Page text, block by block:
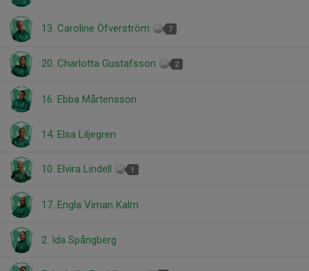
13. Caroline Öfverström 7
20. Charlotta Gustafsson 2
16. Ebba Mårtensson
14. Elsa Liljegren
10. Elvira Lindell 1
17. Engla Viman Kalm
2. Ida Spångberg